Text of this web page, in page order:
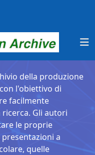
della produzione
l'obiettivo di
facilmente
Gli autori
le proprie
a
quelle